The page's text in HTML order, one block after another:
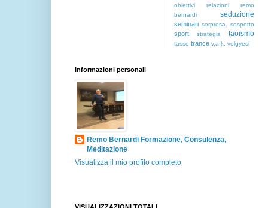
obiettivi relazioni
remo
bernardi
seduzione
seminari sorpresa. sospetto
sport strategia taoismo
tasse trance v.a.k. volgyesi
Informazioni personali
Remo Bernardi Formazione, Consulenza,
Meditazione
Visualizza il mio profilo completo